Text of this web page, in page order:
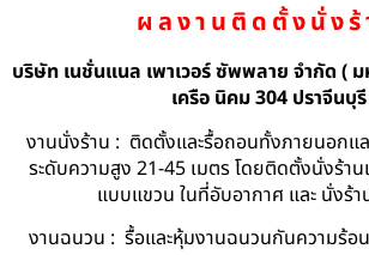
ผลงานติดตั้งนั่งร้
บริษัท เนชั่นแนล เพาเวอร์ ซัพพลาย จำกัด (
เครือ นิคม 304 ปราจีนบุรี
งานนั่งร้าน : ติดตั้งและรื้อถอนทั้งภายนอกแ
ระดับความสูง 21-45 เมตร โดยติดตั้งนั่งร้า
แบบแขวน ในที่อับอากาศ และ นั่งร้
งานฉนวน : รื้อและหุ้มงานฉนวนกันความร้อ